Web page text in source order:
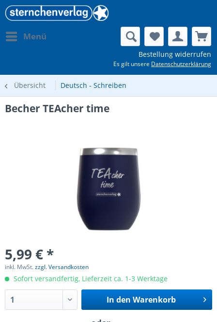
Menü
Bestellung widerrufen
Es gilt unsere Datenschutzerklärung
Übersicht Deutsch - Schreiben
Becher TEAcher time
5,99 € *
inkl. MwSt.zzgl. Versandkosten
Sofort versandfertig, Lieferzeit ca. 1-3 Werktage
In den Warenkorb